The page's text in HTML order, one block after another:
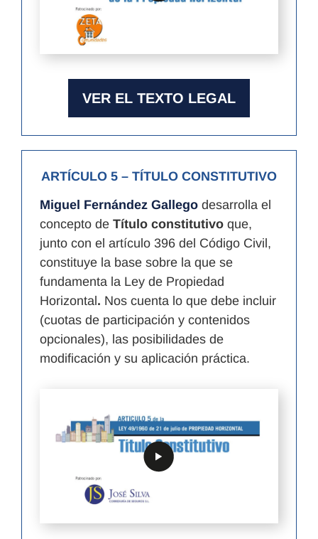
VER EL TEXTO LEGAL
ARTÍCULO 5 – TÍTULO CONSTITUTIVO
Miguel Fernández Gallego desarrolla el
concepto de Título constitutivo que,
junto con el artículo 396 del Código Civil,
constituye la base sobre la que se
fundamenta la Ley de Propiedad
Horizontal. Nos cuenta lo que debe incluir
(cuotas de participación y contenidos
opcionales), las posibilidades de
modificación y su aplicación práctica.